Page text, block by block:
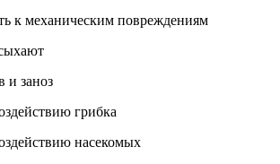
к механическим повреждениям
и заноз
грибка
насекомых